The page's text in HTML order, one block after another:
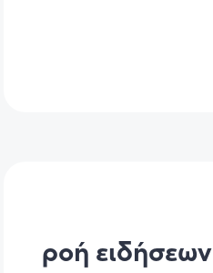
ροή ειδήσεων